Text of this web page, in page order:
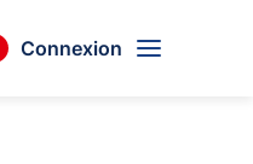
Connexion